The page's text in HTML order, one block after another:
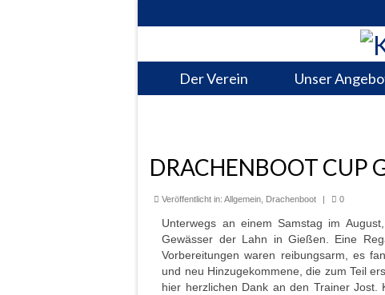
Der Verein Unser
DRACHENBOOT CUP
Veröffentlicht in: Allgemein Drachenboot | 0
Unterwegs an einem Samstag im
Gewässer der Lahn in Gießen. Eine
Vorbereitungen waren reibungsarm, es
und neu Hinzugekommene, die zum Teil
hier herzlichen Dank an den Trainer